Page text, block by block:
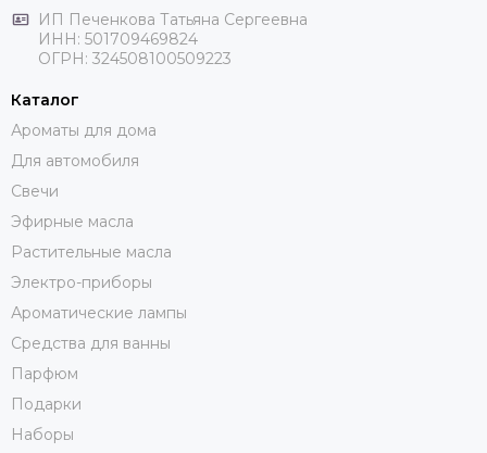
ИП Печенкова Татьяна Сергеевна
ИНН: 501709469824
ОГРН: 324508100509223
Каталог
Ароматы для дома
Для автомобиля
Свечи
Эфирные масла
Растительные масла
Электро-приборы
Ароматические лампы
Средства для ванны
Парфюм
Подарки
Наборы